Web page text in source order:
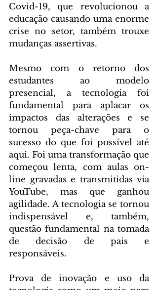
Covid-19, que revolucionou a
educação causando uma enorme
crise no setor, também trouxe
mudanças assertivas.
Mesmo com o retorno dos
estudantes ao modelo
presencial, a tecnologia foi
fundamental para aplacar os
impactos das alterações e se
tornou peça-chave para o
sucesso do que foi possível até
aqui. Foi uma transformação que
começou lenta, com aulas on-
line gravadas e transmitidas via
YouTube, mas que ganhou
agilidade. A tecnologia se tornou
indispensável e, também,
questão fundamental na tomada
de decisão de pais e
responsáveis.
Prova de inovação e uso da